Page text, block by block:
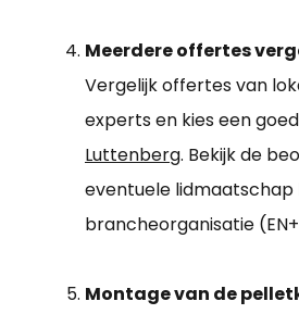
Meerdere offertes
Vergelijk offertes van
experts en kies een
Luttenberg. Bekijk de
eventuele lidmaatschap
brancheorganisatie (EN+
Montage van de